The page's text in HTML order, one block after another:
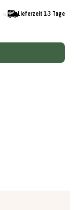
Lieferzeit 1-3 Tage